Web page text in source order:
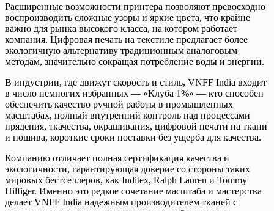
Расширенные возможности принтера позволяют превосходно
воспроизводить сложные узоры и яркие цвета, что крайне
важно для рынка высокого класса, на котором работает
компания. Цифровая печать на текстиле предлагает более
экологичную альтернативу традиционным аналоговым
методам, значительно сокращая потребление воды и энергии.
В индустрии, где движут скорость и стиль, VNFF India входит
в число немногих избранных — «Клуба 1%» — кто способен
обеспечить качество ручной работы в промышленных
масштабах, полный внутренний контроль над процессами
прядения, ткачества, окрашивания, цифровой печати на ткани
и пошива, короткие сроки поставки без ущерба для качества.
Компанию отличает полная сертификация качества и
экологичности, гарантирующая доверие со стороны таких
мировых бестселлеров, как Inditex, Ralph Lauren и Tommy
Hilfiger. Именно это редкое сочетание масштаба и мастерства
делает VNFF India надежным производителем тканей с